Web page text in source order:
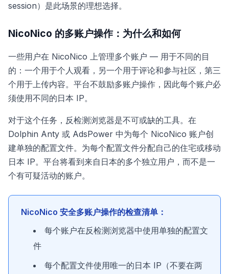
session）是此场景的理想选择。
NicoNico 的多账户操作：为什么和如何
一些用户在 NicoNico 上管理多个账户 — 用于不同的目
的：一个用于个人观看，另一个用于评论和参与社区，第三
个用于上传内容。平台不鼓励多账户操作，因此每个账户必
须使用不同的日本 IP。
对于这个任务，反检测浏览器是不可或缺的工具。在
Dolphin Anty 或 AdsPower 中为每个 NicoNico 账户创
建单独的配置文件。为每个配置文件分配自己的住宅或移动
日本 IP。平台将看到来自日本的多个独立用户，而不是一
个有可疑活动的账户。
NicoNico 安全多账户操作的检查清单：
每个账户在反检测浏览器中使用单独的配置文
件
每个配置文件使用唯一的日本 IP（不要在两